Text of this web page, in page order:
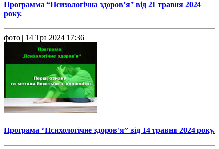
Программа “Психологічна здоров’я” від 21 травня 2024
року.
фото | 14 Тра 2024 17:36
Програма “Психологічне здоров’я” від 14 травня 2024 року.